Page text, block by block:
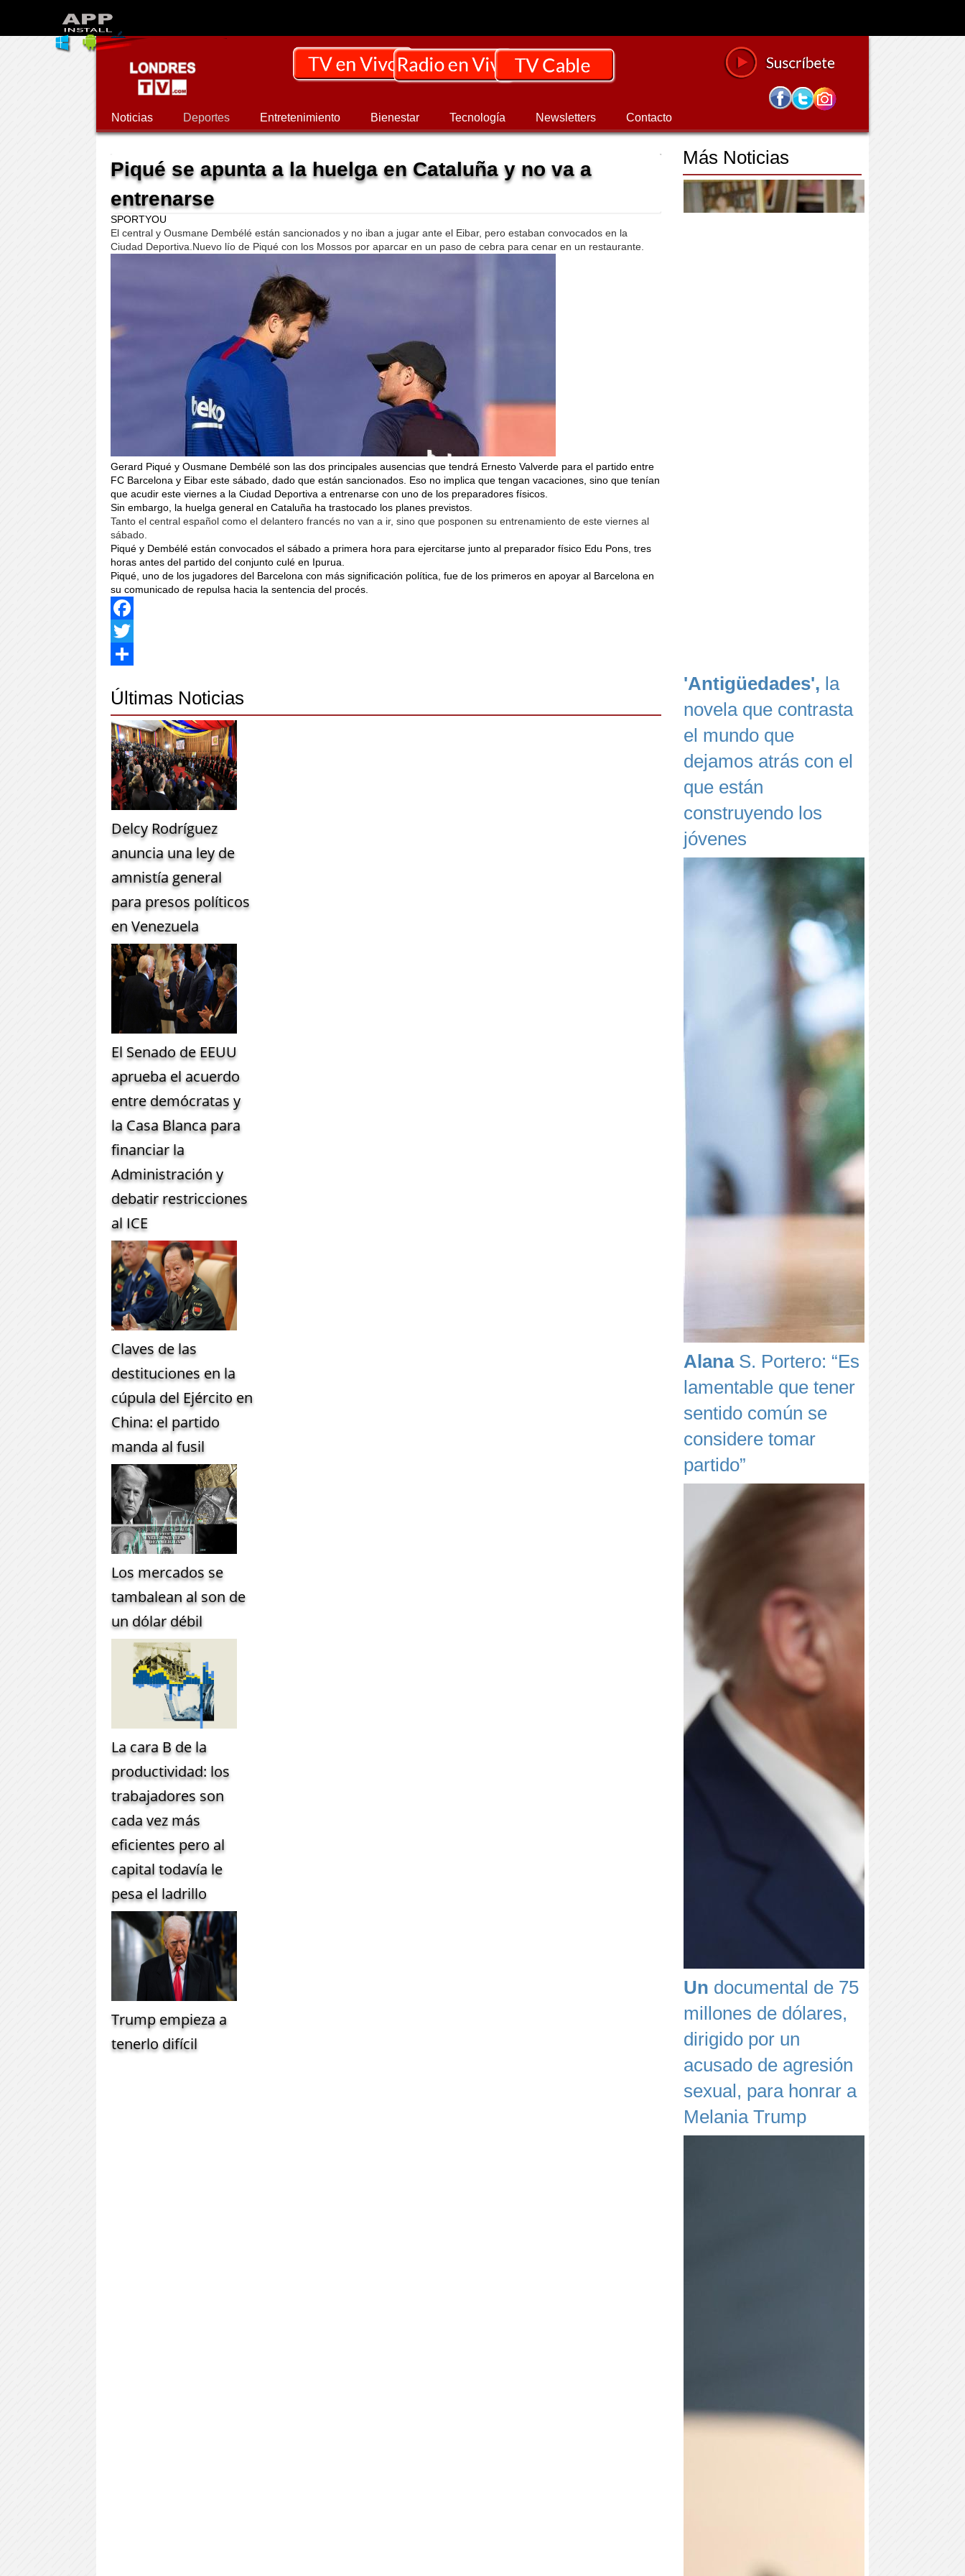
Noticias Deportes Entretenimiento Bienestar Tecnología Newsletters Contacto
Piqué se apunta a la huelga en Cataluña y no va a
entrenarse
SPORTYOU
El central y Ousmane Dembélé están sancionados y no iban a jugar ante el Eibar, pero estaban convocados en la
Ciudad Deportiva.Nuevo lío de Piqué con los Mossos por aparcar en un paso de cebra para cenar en un restaurante.
Gerard Piqué y Ousmane Dembélé son las dos principales ausencias que tendrá Ernesto Valverde para el partido entre
FC Barcelona y Eibar este sábado, dado que están sancionados. Eso no implica que tengan vacaciones, sino que tenían
que acudir este viernes a la Ciudad Deportiva a entrenarse con uno de los preparadores físicos.
Sin embargo, la huelga general en Cataluña ha trastocado los planes previstos.
Tanto el central español como el delantero francés no van a ir, sino que posponen su entrenamiento de este viernes al
sábado.
Piqué y Dembélé están convocados el sábado a primera hora para ejercitarse junto al preparador físico Edu Pons, tres
horas antes del partido del conjunto culé en Ipurua.
Piqué, uno de los jugadores del Barcelona con más significación política, fue de los primeros en apoyar al Barcelona en
su comunicado de repulsa hacia la sentencia del procés.
Facebook
Twitter
Últimas Noticias
Delcy Rodríguez
anuncia una ley de
amnistía general
para presos políticos
en Venezuela
El Senado de EEUU
aprueba el acuerdo
entre demócratas y
la Casa Blanca para
financiar la
Administración y
debatir restricciones
al ICE
Claves de las
destituciones en la
cúpula del Ejército en
China: el partido
manda al fusil
Los mercados se
tambalean al son de
un dólar débil
La cara B de la
productividad: los
trabajadores son
cada vez más
eficientes pero al
capital todavía le
pesa el ladrillo
Trump empieza a
tenerlo difícil
Más Noticias
'Antigüedades', la
novela que contrasta
el mundo que
dejamos atrás con el
que están
construyendo los
jóvenes
AlanaS. Portero: “Es
lamentable que tener
sentido común se
considere tomar
partido”
Un documental de 75
millones de dólares,
dirigido por un
acusado de agresión
sexual, para honrar a
Melania Trump